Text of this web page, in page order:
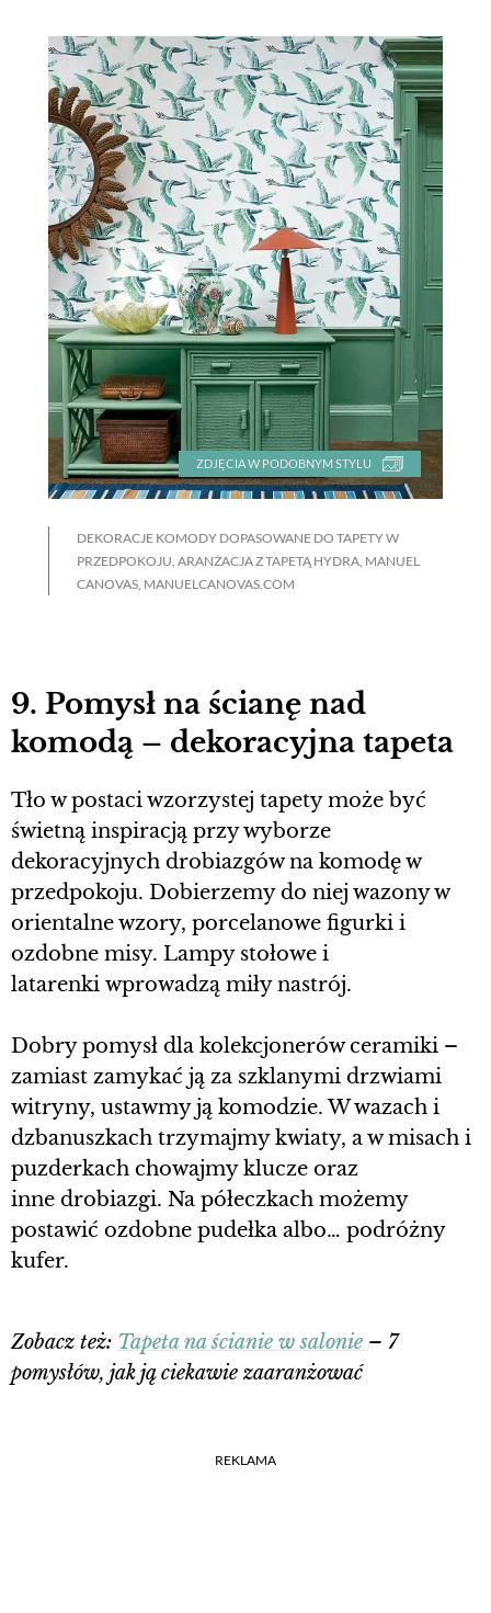
ZDJĘCIA W PODOBNYM STYLU
DEKORACJE KOMODY DOPASOWANE DO TAPETY W
PRZEDPOKOJU, ARANŻACJA Z TAPETĄ HYDRA, MANUEL
CANOVAS, MANUELCANOVAS.COM
9. Pomysł na ścianę nad
komodą – dekoracyjna tapeta
Tło w postaci wzorzystej tapety może być
świetną inspiracją przy wyborze
dekoracyjnych drobiazgów na komodę w
przedpokoju. Dobierzemy do niej wazony w
orientalne wzory, porcelanowe figurki i
ozdobne misy. Lampy stołowe i
latarenki wprowadzą miły nastrój.
Dobry pomysł dla kolekcjonerów ceramiki –
zamiast zamykać ją za szklanymi drzwiami
witryny, ustawmy ją komodzie. W wazach i
dzbanuszkach trzymajmy kwiaty, a w misach i
puzderkach chowajmy klucze oraz
inne drobiazgi. Na półeczkach możemy
postawić ozdobne pudełka albo… podróżny
kufer.
Zobacz też: Tapeta na ścianie w salonie – 7
pomysłów, jak ją ciekawie zaaranżować
REKLAMA